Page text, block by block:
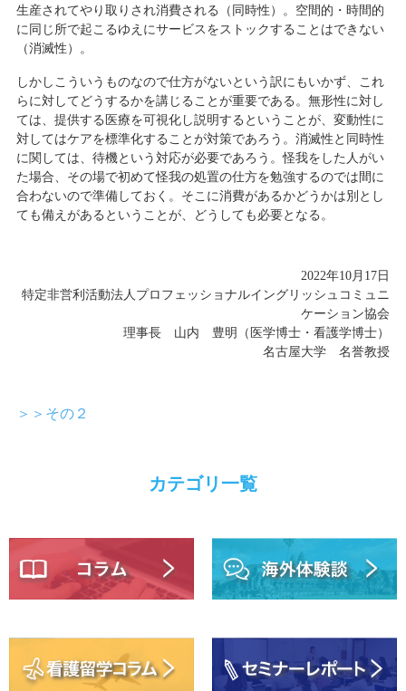
生産されてやり取りされ消費される（同時性）。空間的・時間的
に同じ所で起こるゆえにサービスをストックすることはできない
（消滅性）。
しかしこういうものなので仕方がないという訳にもいかず、これ
らに対してどうするかを講じることが重要である。無形性に対し
ては、提供する医療を可視化し説明するということが、変動性に
対してはケアを標準化することが対策であろう。消滅性と同時性
に関しては、待機という対応が必要であろう。怪我をした人がい
た場合、その場で初めて怪我の処置の仕方を勉強するのでは間に
合わないので準備しておく。そこに消費があるかどうかは別とし
ても備えがあるということが、どうしても必要となる。
2022年10月17日
特定非営利活動法人プロフェッショナルイングリッシュコミュニ
ケーション協会
理事長 山内 豊明（医学博士・看護学博士）
名古屋大学 名誉教授
＞＞その２
カテゴリ一覧